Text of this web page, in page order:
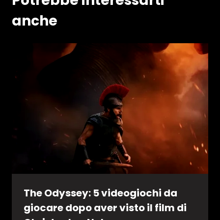
anche
The Odyssey: 5 videogiochi da
giocare dopo aver visto il film di